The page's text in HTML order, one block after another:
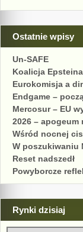
Ostatnie wpisy
Un-SAFE
Koalicja
Eurokomisja a
Endgame –
Mercosur – EU
2026 – apogeum
Wśród nocnej
W poszukiwaniu
Reset nadszedł
Powyborcze
Rynki dzisiaj